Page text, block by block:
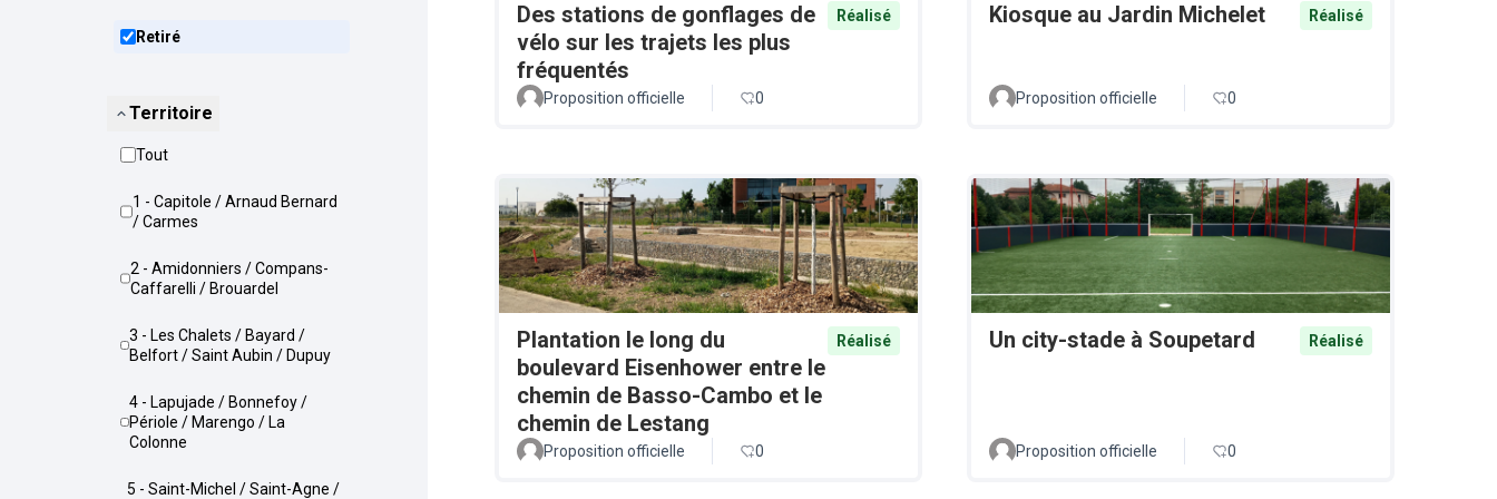
Retiré
Territoire
Tout
1 - Capitole / Arnaud Bernard
/ Carmes
2 - Amidonniers / Compans-
Caffarelli / Brouardel
3 - Les Chalets / Bayard /
Belfort / Saint Aubin / Dupuy
4 - Lapujade / Bonnefoy /
Périole / Marengo / La
Colonne
5 - Saint-Michel / Saint-Agne /
Des stations de gonflages de
vélo sur les trajets les plus
fréquentés
Réalisé
Proposition officielle 0
Kiosque au Jardin Michelet Réalisé
Proposition officielle 0
Plantation le long du
boulevard Eisenhower entre le
chemin de Basso-Cambo et le
chemin de Lestang
Réalisé
Proposition officielle 0
Un city-stade à Soupetard Réalisé
Proposition officielle 0